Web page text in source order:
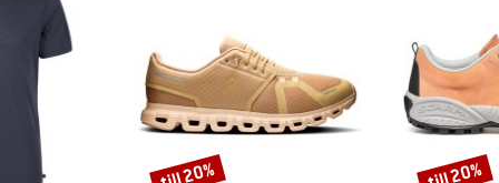
Rabatt
till 20% Rabatt
till 20%